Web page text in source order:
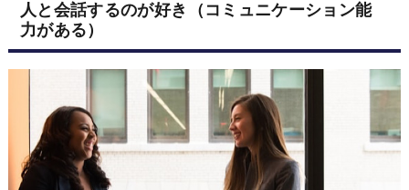
人と会話するのが好き（コミュニケーション能
力がある）